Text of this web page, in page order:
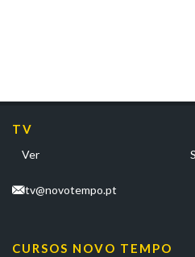
TV
Ver
tv@novotempo.pt
CURSOS NOVO TEMPO